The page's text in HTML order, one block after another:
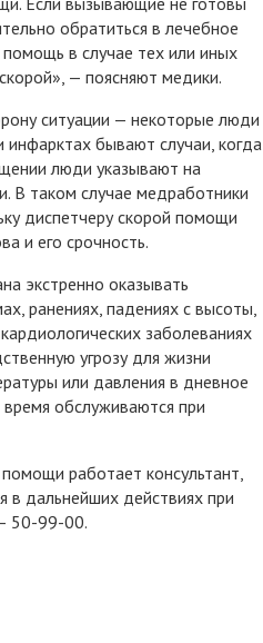
обратиться в лечебное
в случае тех или иных
— поясняют медики.
ситуации — некоторые люди
бывают случаи, когда
люди указывают на
В таком случае медработники
диспетчеру скорой помощи
и его срочность.
экстренно оказывать
ранениях, падениях с высоты,
заболеваниях
угрозу для жизни
или давления в дневное
обслуживаются при
работает консультант,
дальнейших действиях при
50-99-00.